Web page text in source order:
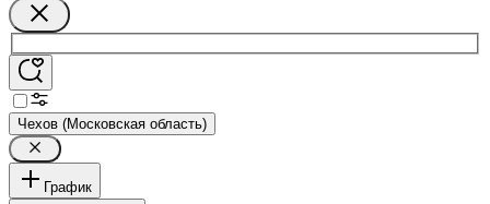
Чехов (Московская область)
График